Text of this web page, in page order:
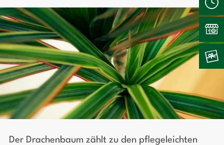
Der Drachenbaum zählt zu den pflegeleichten